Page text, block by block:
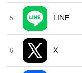
5 LINE
6 X